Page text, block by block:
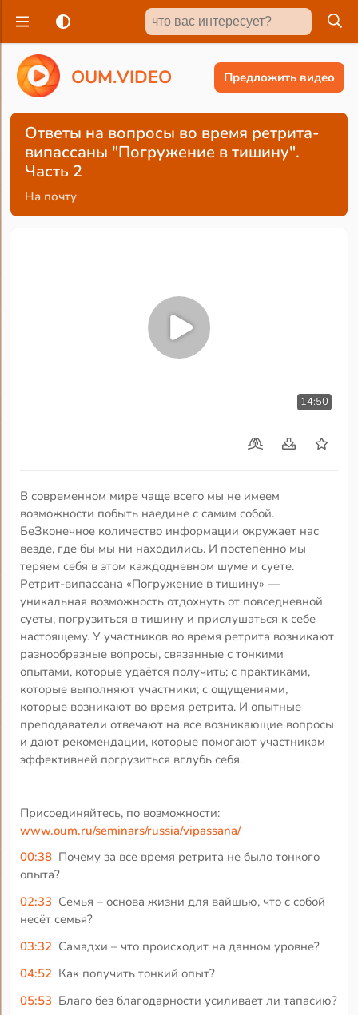
OUM.VIDEO Предложить видео
Ответы на вопросы во время ретрита-
випассаны "Погружение в тишину".
Часть 2
На почту
14:50
В современном мире чаще всего мы не имеем
возможности побыть наедине с самим собой.
БеЗконечное количество информации окружает нас
везде, где бы мы ни находились. И постепенно мы
теряем себя в этом каждодневном шуме и суете.
Ретрит-випассана «Погружение в тишину» —
уникальная возможность отдохнуть от повседневной
суеты, погрузиться в тишину и прислушаться к себе
настоящему. У участников во время ретрита возникают
разнообразные вопросы, связанные с тонкими
опытами, которые удаётся получить; с практиками,
которые выполняют участники; с ощущениями,
которые возникают во время ретрита. И опытные
преподаватели отвечают на все возникающие вопросы
и дают рекомендации, которые помогают участникам
эффективней погрузиться вглубь себя.
Присоединяйтесь, по возможности:
www.oum.ru/seminars/russia/vipassana/
00:38 Почему за все время ретрита не было тонкого
опыта?
02:33 Семья – основа жизни для вайшью, что с собой
несёт семья?
03:32 Самадхи – что происходит на данном уровне?
04:52 Как получить тонкий опыт?
05:53 Благо без благодарности усиливает ли тапасию?